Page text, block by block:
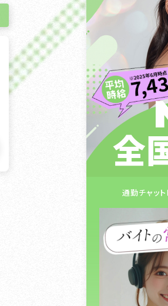
全
通勤チャッ